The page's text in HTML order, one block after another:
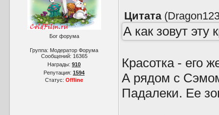
Бог форума
Группа: Модератор Форума
Сообщений: 16365
Награды: 910
Репутация: 1594
Статус: Offline
Цитата(
А как зовут эту
Красотка - его
А рядом с
Падалеки. Ее